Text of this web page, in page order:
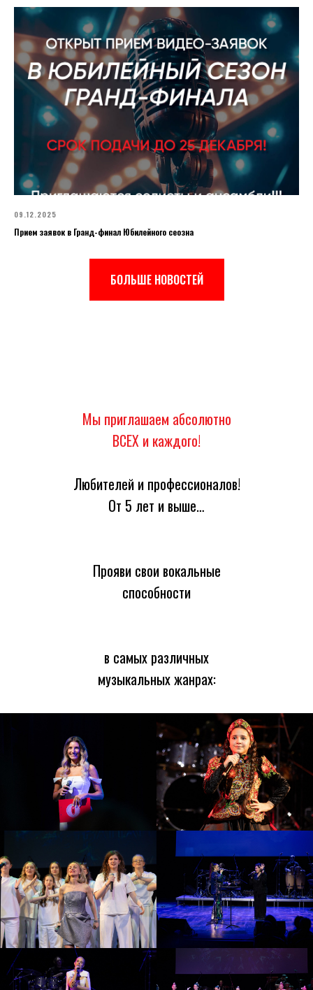
09.12.2025
Прием заявок в Гранд-финал Юбилейного сеозна
БОЛЬШЕ НОВОСТЕЙ
Мы приглашаем абсолютно
ВСЕХ и каждого!
Любителей и профессионалов!
От 5 лет и выше…
Прояви свои вокальные
способности
в самых различных
музыкальных жанрах:
ЭСТРАДНЫЙ
ДЖАЗОВЫЙ
НАРОДНЫЙ
АКАДЕМИЧЕСКИЙ